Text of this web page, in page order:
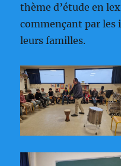
thème d’étude en
commençant par les
leurs familles.